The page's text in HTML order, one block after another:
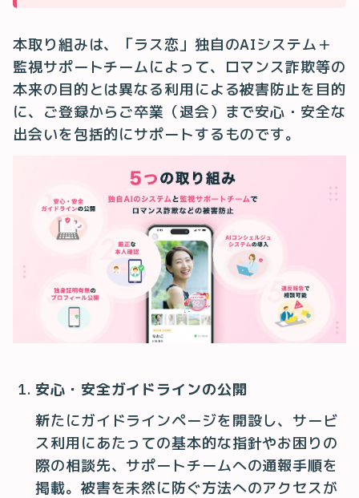
本取り組みは、「ラス恋」独自のAIシステム＋
監視サポートチームによって、ロマンス詐欺等の
本来の目的とは異なる利用による被害防止を目的
に、ご登録からご卒業（退会）まで安心・安全な
出会いを包括的にサポートするものです。
安心・安全ガイドラインの公開
新たにガイドラインページを開設し、サービ
ス利用にあたっての基本的な指針やお困りの
際の相談先、サポートチームへの通報手順を
掲載。被害を未然に防ぐ方法へのアクセスが